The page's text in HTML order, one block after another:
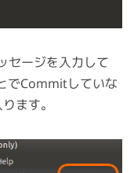
セージを入力して
でCommitしていな
ます。